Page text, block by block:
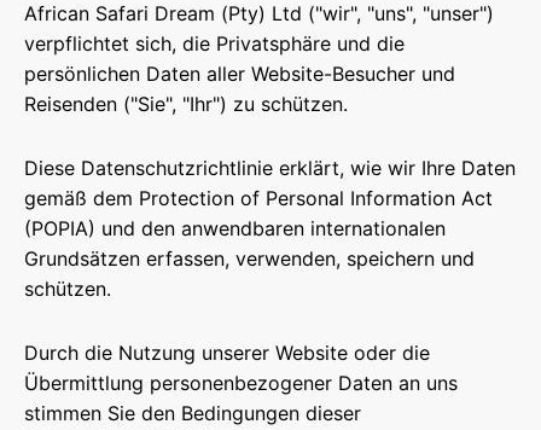
African Safari Dream (Pty) Ltd ("wir", "uns", "unser")
verpflichtet sich, die Privatsphäre und die
persönlichen Daten aller Website-Besucher und
Reisenden ("Sie", "Ihr") zu schützen.
Diese Datenschutzrichtlinie erklärt, wie wir Ihre Daten
gemäß dem Protection of Personal Information Act
(POPIA) und den anwendbaren internationalen
Grundsätzen erfassen, verwenden, speichern und
schützen.
Durch die Nutzung unserer Website oder die
Übermittlung personenbezogener Daten an uns
stimmen Sie den Bedingungen dieser